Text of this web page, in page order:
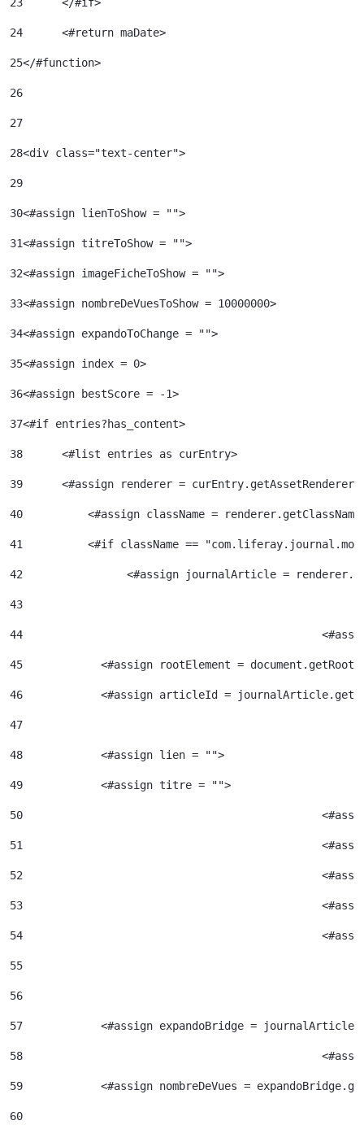
24
	<#return maDate>
25</#function>
26
27
28<div class="text-center">
29
30<#assign lienToShow = "">
31<#assign titreToShow = "">
32
33
34<#assign expandoToChange = "">
35
36<#assign bestScore = -1>
37<#if entries?has_content>
38
	<#list entries as curEntry>
39
<#assign renderer =
40
<#assign className =
41
<#if className ==
42
<#assign journalArticle =
43
44
45
<#assign rootElement =
46
<#assign articleId =
47
48
            <#assign lien = "">
49
            <#assign titre = "">
50
51
52
53
54
55
56
57
<#assign expandoBridge =
58
59
<#assign nombreDeVues =
60